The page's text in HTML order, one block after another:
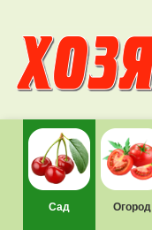
Сад Огород